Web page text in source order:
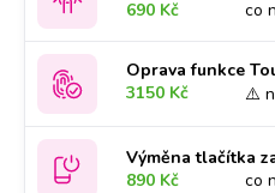
690 Kč
co
Oprava funkce
3150 Kč
⚠️
Výměna tlačítka
890 Kč
co